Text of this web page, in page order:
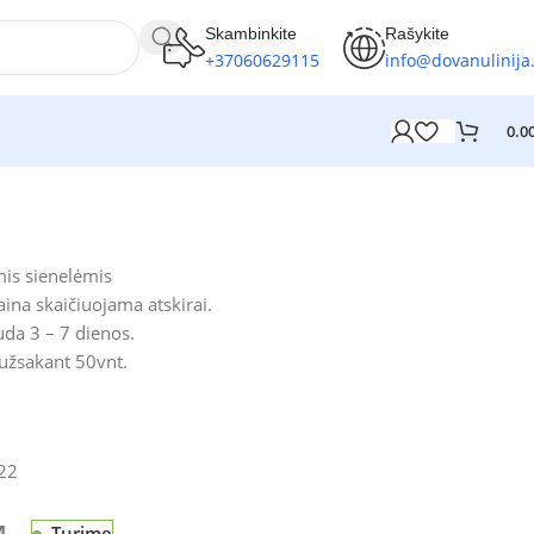
Skambinkite
+37060629115
Rašykite
sienelėmis
skaičiuojama atskirai.
3 – 7 dienos.
50vnt.